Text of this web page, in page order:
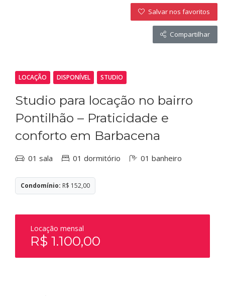
Salvar nos favoritos
Compartilhar
LOCAÇÃO DISPONÍVEL STUDIO
Studio para locação no bairro
Pontilhão – Praticidade e
conforto em Barbacena
01 sala 01 dormitório 01 banheiro
Condomínio: R$ 152,00
Locação mensal
R$ 1.100,00